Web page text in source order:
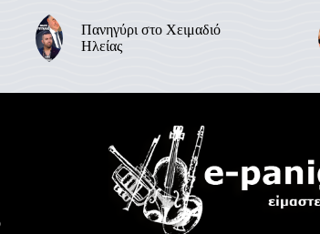
Πανηγύρι στο Χειμαδιό
Ηλείας